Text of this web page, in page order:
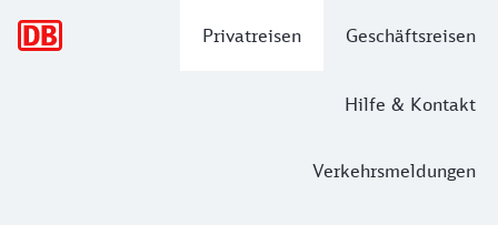
Privatreisen Geschäftsreisen
Hilfe & Kontakt
Verkehrsmeldungen